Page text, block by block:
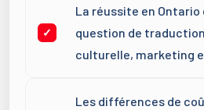
La réussite en Ontario
question de
culturelle, marketing
Les différences de